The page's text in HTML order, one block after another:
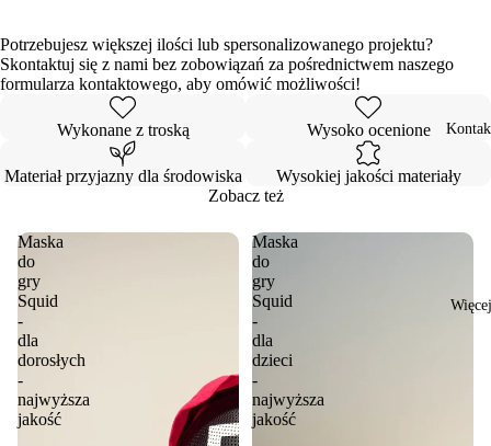
Więcej
Potrzebujesz większej ilości lub spersonalizowanego projektu?
Skontaktuj się z nami bez zobowiązań za pośrednictwem naszego
formularza kontaktowego, aby omówić możliwości!
Wykonane z troską Wysoko ocenione
Materiał przyjazny dla środowiska
Wysokiej jakości materiały
Zobacz też
Maska
do
gry
Squid
-
dla
dorosłych
-
najwyższa
jakość
Maska
do
gry
Squid
-
dla
dzieci
-
najwyższa
jakość